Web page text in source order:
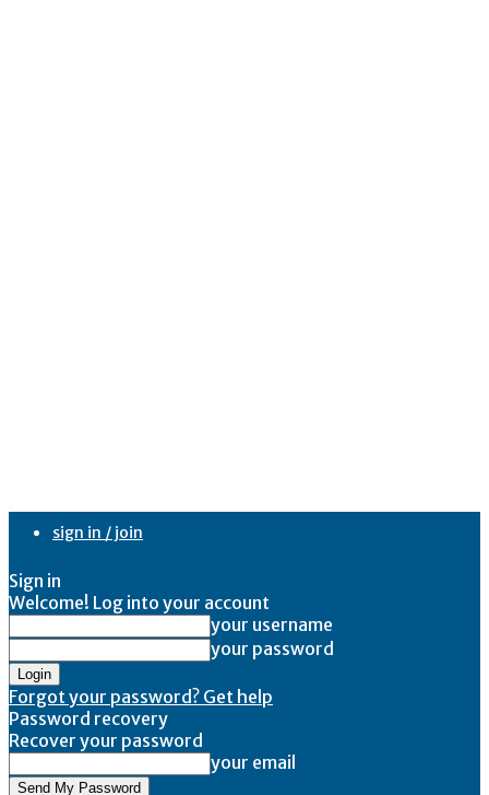
sign in / join
Sign in
Welcome! Log into your account
your username
your password
Forgot your password? Get help
Password recovery
Recover your password
your email